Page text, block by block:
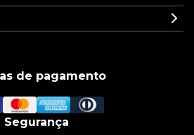
de pagamento
Segurança